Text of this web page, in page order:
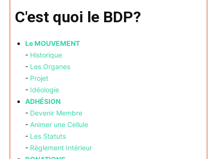
C'est quoi le BDP?
Le MOUVEMENT
- Historique
- Les Organes
- Projet
- Idéologie
ADHÉSION
- Devenir Membre
- Animer une Cellule
- Les Statuts
- Règlement Intérieur